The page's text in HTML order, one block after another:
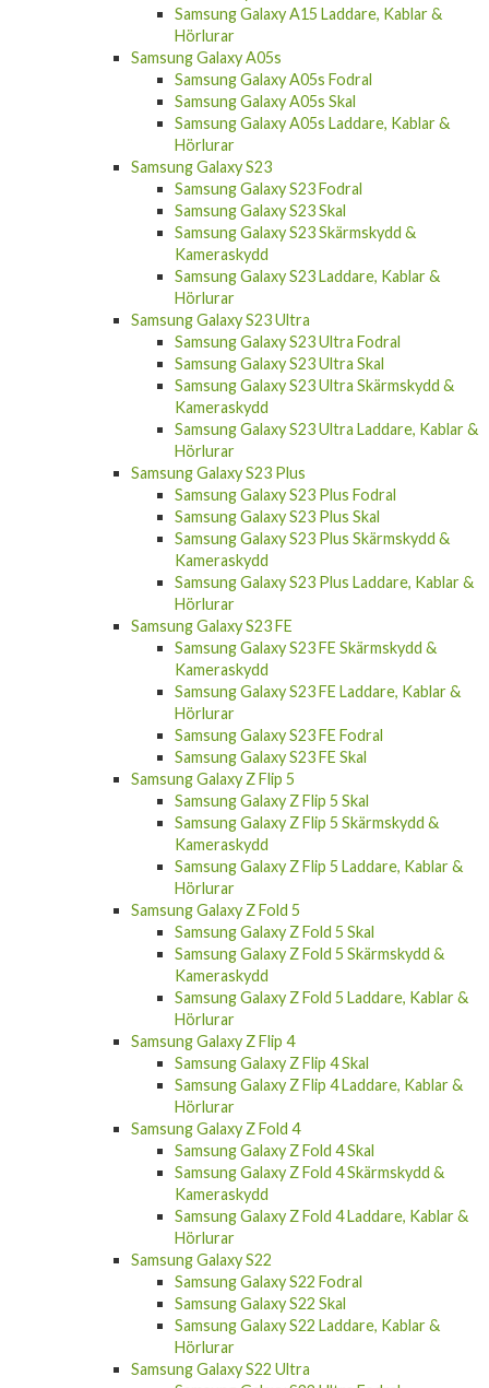
Samsung Galaxy A15 Fodral
Samsung Galaxy A15 Skal
Samsung Galaxy A15 Skärmskydd &
Kameraskydd
Samsung Galaxy A15 Laddare, Kablar &
Hörlurar
Samsung Galaxy A05s
Samsung Galaxy A05s Fodral
Samsung Galaxy A05s Skal
Samsung Galaxy A05s Laddare, Kablar &
Hörlurar
Samsung Galaxy S23
Samsung Galaxy S23 Fodral
Samsung Galaxy S23 Skal
Samsung Galaxy S23 Skärmskydd &
Kameraskydd
Samsung Galaxy S23 Laddare, Kablar &
Hörlurar
Samsung Galaxy S23 Ultra
Samsung Galaxy S23 Ultra Fodral
Samsung Galaxy S23 Ultra Skal
Samsung Galaxy S23 Ultra Skärmskydd &
Kameraskydd
Samsung Galaxy S23 Ultra Laddare, Kablar &
Hörlurar
Samsung Galaxy S23 Plus
Samsung Galaxy S23 Plus Fodral
Samsung Galaxy S23 Plus Skal
Samsung Galaxy S23 Plus Skärmskydd &
Kameraskydd
Samsung Galaxy S23 Plus Laddare, Kablar &
Hörlurar
Samsung Galaxy S23 FE
Samsung Galaxy S23 FE Skärmskydd &
Kameraskydd
Samsung Galaxy S23 FE Laddare, Kablar &
Hörlurar
Samsung Galaxy S23 FE Fodral
Samsung Galaxy S23 FE Skal
Samsung Galaxy Z Flip 5
Samsung Galaxy Z Flip 5 Skal
Samsung Galaxy Z Flip 5 Skärmskydd &
Kameraskydd
Samsung Galaxy Z Flip 5 Laddare, Kablar &
Hörlurar
Samsung Galaxy Z Fold 5
Samsung Galaxy Z Fold 5 Skal
Samsung Galaxy Z Fold 5 Skärmskydd &
Kameraskydd
Samsung Galaxy Z Fold 5 Laddare, Kablar &
Hörlurar
Samsung Galaxy Z Flip 4
Samsung Galaxy Z Flip 4 Skal
Samsung Galaxy Z Flip 4 Laddare, Kablar &
Hörlurar
Samsung Galaxy Z Fold 4
Samsung Galaxy Z Fold 4 Skal
Samsung Galaxy Z Fold 4 Skärmskydd &
Kameraskydd
Samsung Galaxy Z Fold 4 Laddare, Kablar &
Hörlurar
Samsung Galaxy S22
Samsung Galaxy S22 Fodral